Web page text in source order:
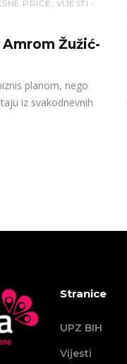
PRIČE VIJESTI
Žužić-
planom, nego
iz svakodnevnih
Stranice
UPZ BIH
Vijesti